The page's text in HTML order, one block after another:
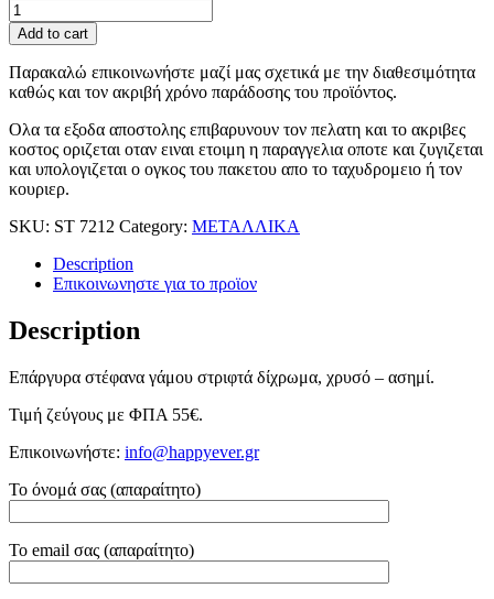
Add to cart
Παρακαλώ επικοινωνήστε μαζί μας σχετικά με την διαθεσιμότητα
καθώς και τον ακριβή χρόνο παράδοσης του προϊόντος.
Ολα τα εξοδα αποστολης επιβαρυνουν τον πελατη και το ακριβες
κοστος οριζεται οταν ειναι ετοιμη η παραγγελια οποτε και ζυγιζεται
και υπολογιζεται ο ογκος του πακετου απο το ταχυδρομειο ή τον
κουριερ.
SKU: ST 7212 Category: ΜΕΤΑΛΛΙΚΑ
Description
Επικοινωνηστε για το προϊoν
Description
Επάργυρα στέφανα γάμου στριφτά δίχρωμα, χρυσό – ασημί.
Τιμή ζεύγους με ΦΠΑ 55€.
Επικοινωνήστε: info@happyever.gr
Το όνομά σας (απαραίτητο)
Το email σας (απαραίτητο)